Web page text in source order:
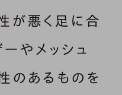
が悪く足に合
やメッシュ
のあるものを